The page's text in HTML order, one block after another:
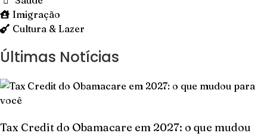
Imigração
Cultura & Lazer
Últimas Notícias
Tax Credit do Obamacare em 2027: o que mudou